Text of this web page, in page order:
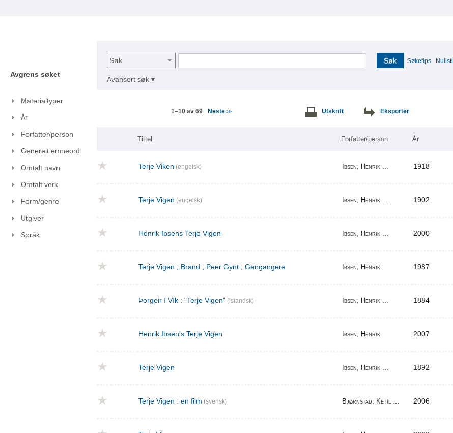
Avgrens søket
Materialtyper
År
Forfatter/person
Generelt emneord
Omtalt navn
Omtalt verk
Form/genre
Utgiver
Språk
Søk Søk Søketips Nullstill
Avansert søk ▾
1–10 av 69 Neste>> Utskrift Eksporter
Tittel Forfatter/person År
Terje Viken (engelsk) Ibsen, Henrik ... 1918
Terje Vigen (engelsk) Ibsen, Henrik ... 1902
Henrik Ibsens Terje Vigen Ibsen, Henrik ... 2000
Terje Vigen ; Brand ; Peer Gynt ; Gengangere Ibsen, Henrik 1987
Þorgeir í Vík : "Terje Vigen" (islandsk) Ibsen, Henrik ... 1884
Henrik Ibsen's Terje Vigen Ibsen, Henrik 2007
Terje Vigen Ibsen, Henrik ... 1892
Terje Vigen : en film (svensk) Bjørnstad, Ketil ... 2006